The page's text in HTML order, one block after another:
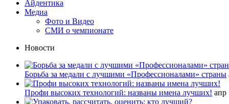
Айдентика
Медиа
Фото и Видео
СМИ о чемпионате
Новости
Борьба за медали с лучшими «Профессионалами» страны
Профи высоких технологий: названы имена лучших! апр